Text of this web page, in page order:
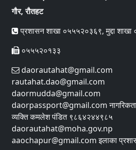
गौर, रौतहट
प्रशासन शाखा ०५५५२०३६९, मुद्दा
०५५५२०१३३
daorautahat@gmail.com
rautahat.dao@gmail.com
daormudda@gmail.com
daorpassport@gmail.com नागरिकता
व्यक्ति कमलेश पंडित ९८६४२४४९८५
daorautahat@moha.gov.np
aaochapur@gmail.com इलाका